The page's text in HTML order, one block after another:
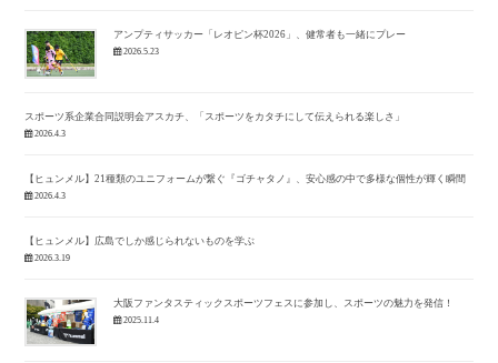
アンプティサッカー「レオピン杯2026」、健常者も一緒にプレー
2026.5.23
スポーツ系企業合同説明会アスカチ、「スポーツをカタチにして伝えられる楽しさ」
2026.4.3
【ヒュンメル】21種類のユニフォームが繋ぐ『ゴチャタノ』、安心感の中で多様な個性が輝く瞬間
2026.4.3
【ヒュンメル】広島でしか感じられないものを学ぶ
2026.3.19
大阪ファンタスティックスポーツフェスに参加し、スポーツの魅力を発信！
2025.11.4